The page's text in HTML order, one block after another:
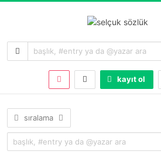
kayıt ol
sıralama